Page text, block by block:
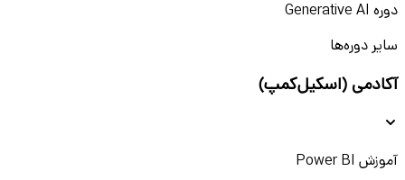
دوره Generative AI
سایر دوره‌ها
آکادمی (اسکیل‌کمپ)
آموزش Power BI